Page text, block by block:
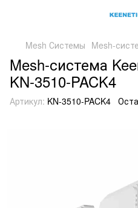
Mesh Системы Mesh-
Mesh-система
KN-3510-PACK4
Артикул: KN-3510-PACK4